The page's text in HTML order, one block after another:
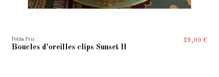
Petits Prix
Boucles d'oreilles clips Sunset ll
29,00 €